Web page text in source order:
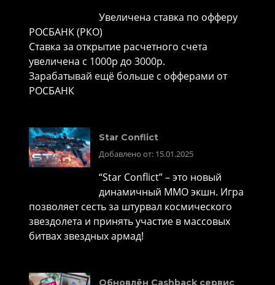
Увеличена ставка по офферу
РОСБАНК (РКО)
Ставка за открытие расчетного счета
увеличена с 1000р до 3000р.
Зарабатывай ещё больше с офферами от
РОСБАНК
Star Conflict
Добавлено от: 15.01.2025
“Star Conflict” – это новый
динамичный MMO экшн. Игра
позволяет сесть за штурвал космического
звездолета и принять участие в массовых
битвах звездных армад!
Обновлён Cashback сервис